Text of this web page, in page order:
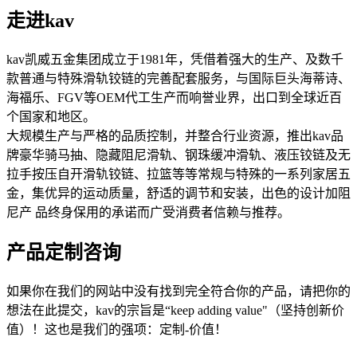
走进kav
kav凯威五金集团成立于1981年，凭借着强大的生产、及数千
款普通与特殊滑轨铰链的完善配套服务，与国际巨头海蒂诗、
海福乐、FGV等OEM代工生产而响誉业界，出口到全球近百
个国家和地区。
大规模生产与严格的品质控制，并整合行业资源，推出kav品
牌豪华骑马抽、隐藏阻尼滑轨、钢珠缓冲滑轨、液压铰链及无
拉手按压自开滑轨铰链、拉篮等等常规与特殊的一系列家居五
金，集优异的运动质量，舒适的调节和安装，出色的设计加阻
尼产 品终身保用的承诺而广受消费者信赖与推荐。
产品定制咨询
如果你在我们的网站中没有找到完全符合你的产品，请把你的
想法在此提交，kav的宗旨是“keep adding value"（坚持创新价
值）！这也是我们的强项：定制-价值！